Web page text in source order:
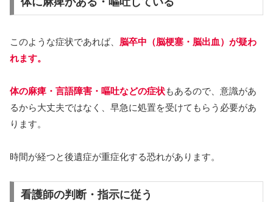
このような症状であれば、 脳卒中（脳梗塞・脳出血）が疑わ
れます。
体の麻痺・言語障害・嘔吐などの症状もあるので、意識があ
るから大丈夫ではなく、早急に処置を受けてもらう必要があ
ります。
時間が経つと後遺症が重症化する恐れがあります。
看護師の判断・指示に従う